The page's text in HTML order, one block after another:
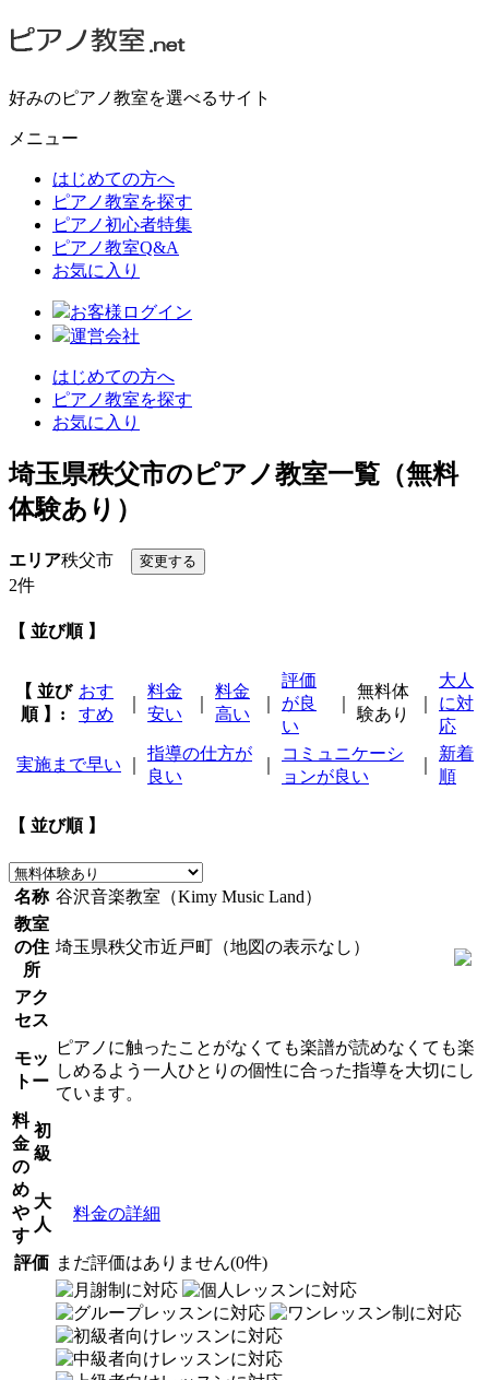
好みのピアノ教室を選べるサイト
メニュー
はじめての方へ
ピアノ教室を探す
ピアノ初心者特集
ピアノ教室Q&A
お気に入り
お客様ログイン
運営会社
はじめての方へ
ピアノ教室を探す
お気に入り
埼玉県秩父市のピアノ教室一覧（無料
体験あり）
エリア秩父市
2件
【 並び順 】
【 並び
順 】:
おす
すめ
料金
安い
料金
高い
評価
が良
い
無料体
験あり
大人
に対
応
実施まで早い
指導の仕方が
良い
コミュニケーシ
ョンが良い
新着
順
【 並び順 】
名称 谷沢音楽教室（Kimy Music Land）
教室
の住
所
埼玉県秩父市近戸町（地図の表示なし）
アク
セス
モッ
トー
ピアノに触ったことがなくても楽譜が読めなくても楽
しめるよう一人ひとりの個性に合った指導を大切にし
ています。
料
金
の
め
や
す
初
級
大
人
料金の詳細
評価 まだ評価はありません(0件)